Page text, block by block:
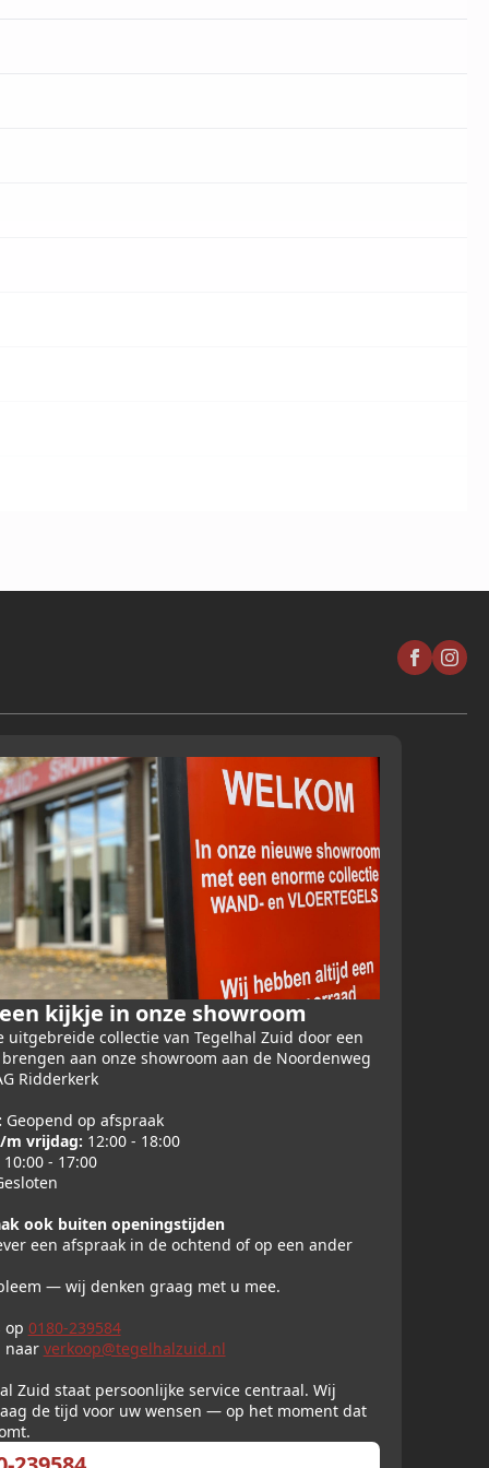
kijkje in onze showroom
uitgebreide collectie van Tegelhal Zuid door een
aan onze showroom aan de Noordenweg
Ridderkerk
Geopend op afspraak
m vrijdag: 12:00 - 18:00
10:00 - 17:00
ook buiten openingstijden
een afspraak in de ochtend of op een ander
— wij denken graag met u mee.
op 0180-239584
naar verkoop@tegelhalzuid.nl
Zuid staat persoonlijke service centraal. Wij
de tijd voor uw wensen — op het moment dat